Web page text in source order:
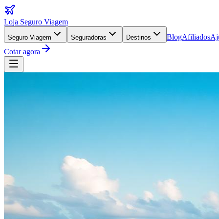
Loja Seguro Viagem
Seguro Viagem Seguradoras Destinos BlogAfiliados
Cotar agora